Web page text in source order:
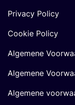
Privacy Policy
Cookie Policy
Algemene
Algemene
Algemene